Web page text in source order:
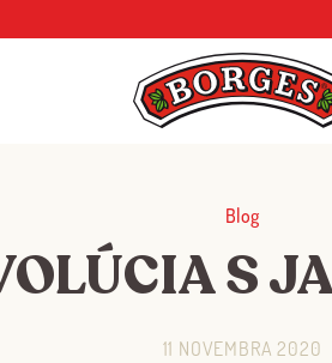
Blog
S
11 NOVEMBRA 2020